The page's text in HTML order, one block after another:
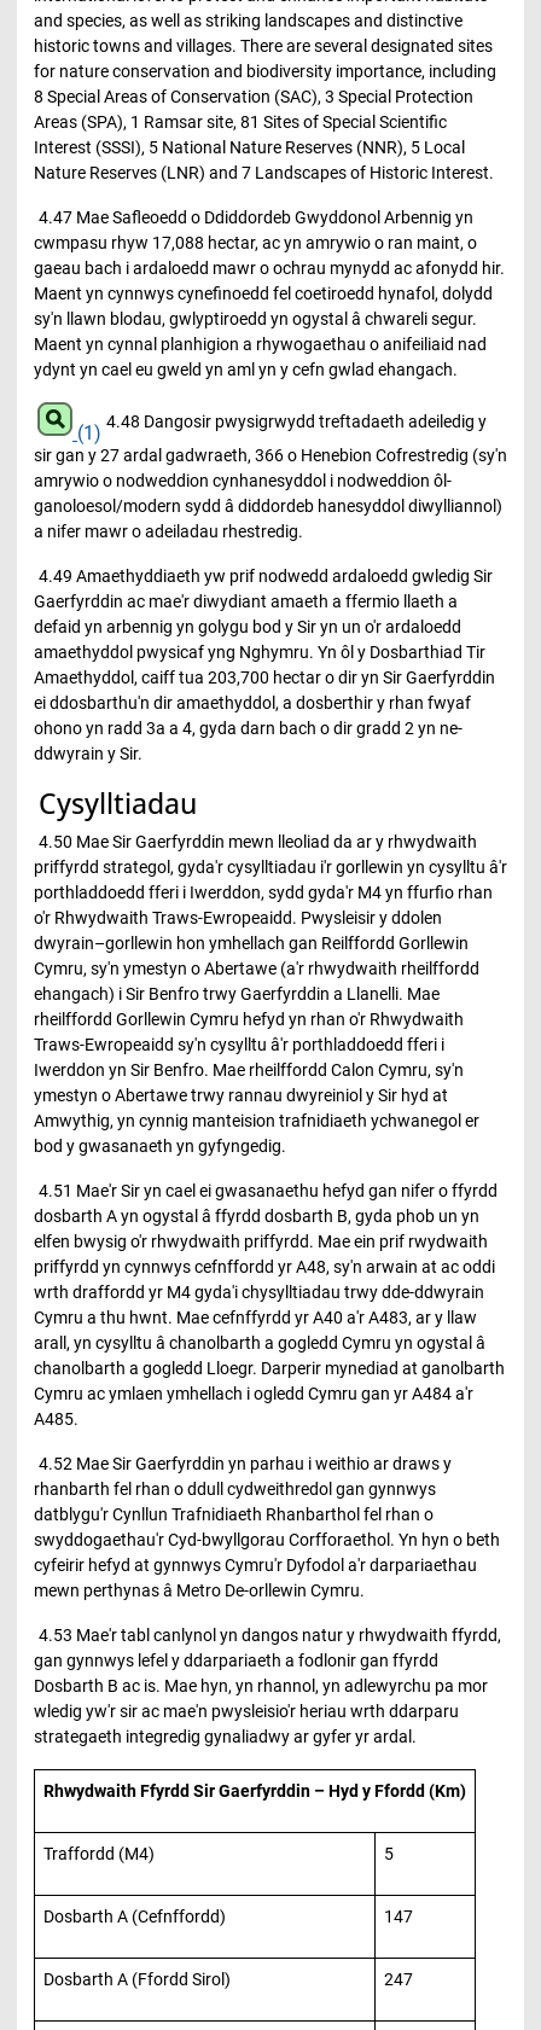
and species, as well as striking landscapes and distinctive
historic towns and villages. There are several designated sites
for nature conservation and biodiversity importance, including
8 Special Areas of Conservation (SAC), 3 Special Protection
Areas (SPA), 1 Ramsar site, 81 Sites of Special Scientific
Interest (SSSI), 5 National Nature Reserves (NNR), 5 Local
Nature Reserves (LNR) and 7 Landscapes of Historic Interest.
4.47 Mae Safleoedd o Ddiddordeb Gwyddonol Arbennig yn
cwmpasu rhyw 17,088 hectar, ac yn amrywio o ran maint, o
gaeau bach i ardaloedd mawr o ochrau mynydd ac afonydd hir.
Maent yn cynnwys cynefinoedd fel coetiroedd hynafol, dolydd
sy'n llawn blodau, gwlyptiroedd yn ogystal â chwareli segur.
Maent yn cynnal planhigion a rhywogaethau o anifeiliaid nad
ydynt yn cael eu gweld yn aml yn y cefn gwlad ehangach.
(1)
4.48 Dangosir pwysigrwydd treftadaeth adeiledig y
sir gan y 27 ardal gadwraeth, 366 o Henebion Cofrestredig (sy'n
amrywio o nodweddion cynhanesyddol i nodweddion ôl-
ganoloesol/modern sydd â diddordeb hanesyddol diwylliannol)
a nifer mawr o adeiladau rhestredig.
4.49 Amaethyddiaeth yw prif nodwedd ardaloedd gwledig Sir
Gaerfyrddin ac mae'r diwydiant amaeth a ffermio llaeth a
defaid yn arbennig yn golygu bod y Sir yn un o'r ardaloedd
amaethyddol pwysicaf yng Nghymru. Yn ôl y Dosbarthiad Tir
Amaethyddol, caiff tua 203,700 hectar o dir yn Sir Gaerfyrddin
ei ddosbarthu'n dir amaethyddol, a dosberthir y rhan fwyaf
ohono yn radd 3a a 4, gyda darn bach o dir gradd 2 yn ne-
ddwyrain y Sir.
Cysylltiadau
4.50 Mae Sir Gaerfyrddin mewn lleoliad da ar y rhwydwaith
priffyrdd strategol, gyda'r cysylltiadau i'r gorllewin yn cysylltu â'r
porthladdoedd fferi i Iwerddon, sydd gyda'r M4 yn ffurfio rhan
o'r Rhwydwaith Traws-Ewropeaidd. Pwysleisir y ddolen
dwyrain–gorllewin hon ymhellach gan Reilffordd Gorllewin
Cymru, sy'n ymestyn o Abertawe (a'r rhwydwaith rheilffordd
ehangach) i Sir Benfro trwy Gaerfyrddin a Llanelli. Mae
rheilffordd Gorllewin Cymru hefyd yn rhan o'r Rhwydwaith
Traws-Ewropeaidd sy'n cysylltu â'r porthladdoedd fferi i
Iwerddon yn Sir Benfro. Mae rheilffordd Calon Cymru, sy'n
ymestyn o Abertawe trwy rannau dwyreiniol y Sir hyd at
Amwythig, yn cynnig manteision trafnidiaeth ychwanegol er
bod y gwasanaeth yn gyfyngedig.
4.51 Mae'r Sir yn cael ei gwasanaethu hefyd gan nifer o ffyrdd
dosbarth A yn ogystal â ffyrdd dosbarth B, gyda phob un yn
elfen bwysig o'r rhwydwaith priffyrdd. Mae ein prif rwydwaith
priffyrdd yn cynnwys cefnffordd yr A48, sy'n arwain at ac oddi
wrth draffordd yr M4 gyda'i chysylltiadau trwy dde-ddwyrain
Cymru a thu hwnt. Mae cefnffyrdd yr A40 a'r A483, ar y llaw
arall, yn cysylltu â chanolbarth a gogledd Cymru yn ogystal â
chanolbarth a gogledd Lloegr. Darperir mynediad at ganolbarth
Cymru ac ymlaen ymhellach i ogledd Cymru gan yr A484 a'r
A485.
4.52 Mae Sir Gaerfyrddin yn parhau i weithio ar draws y
rhanbarth fel rhan o ddull cydweithredol gan gynnwys
datblygu'r Cynllun Trafnidiaeth Rhanbarthol fel rhan o
swyddogaethau'r Cyd-bwyllgorau Corfforaethol. Yn hyn o beth
cyfeirir hefyd at gynnwys Cymru'r Dyfodol a'r darpariaethau
mewn perthynas â Metro De-orllewin Cymru.
4.53 Mae'r tabl canlynol yn dangos natur y rhwydwaith ffyrdd,
gan gynnwys lefel y ddarpariaeth a fodlonir gan ffyrdd
Dosbarth B ac is. Mae hyn, yn rhannol, yn adlewyrchu pa mor
wledig yw'r sir ac mae'n pwysleisio'r heriau wrth ddarparu
strategaeth integredig gynaliadwy ar gyfer yr ardal.
Rhwydwaith Ffyrdd Sir Gaerfyrddin – Hyd y Ffordd (Km)
Traffordd (M4) 5
Dosbarth A (Cefnffordd) 147
Dosbarth A (Ffordd Sirol) 247